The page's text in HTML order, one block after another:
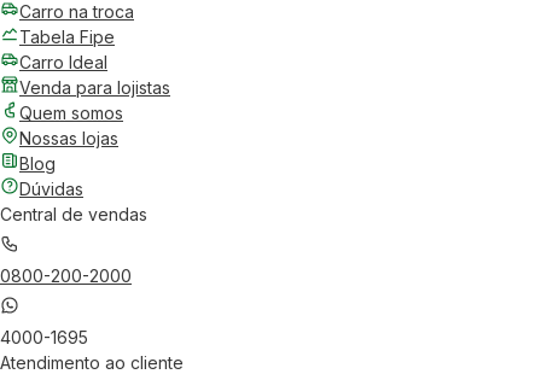
Carro na troca
Tabela Fipe
Carro Ideal
Venda para lojistas
Quem somos
Nossas lojas
Blog
Dúvidas
Central de vendas
0800-200-2000
4000-1695
Atendimento ao cliente